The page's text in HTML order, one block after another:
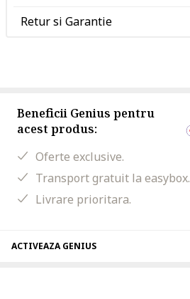
Retur si Garantie
Beneficii Genius pentru
acest produs:
Oferte exclusive.
Transport gratuit la easybox.
Livrare prioritara.
ACTIVEAZA GENIUS